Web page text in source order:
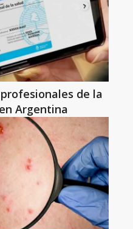
de la
Argentina